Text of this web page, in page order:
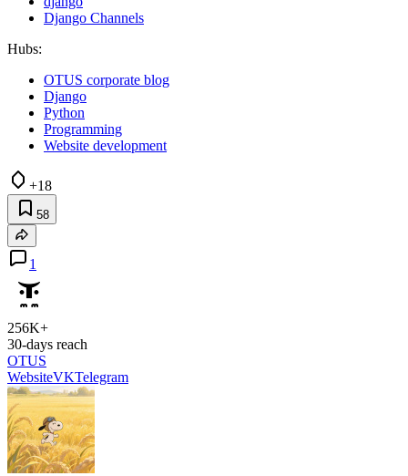
Django Channels
Hubs:
OTUS corporate blog
Django
Python
Programming
Website development
+18
58
1
256K+
30-days reach
OTUS
WebsiteVKTelegram